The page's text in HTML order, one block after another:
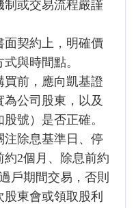
制或交易流程嚴謹
面契約上，明確價
與時間點。
買前，應向凱基證
公司股東，以及
號）是否正確。
注除息基準日、停
2個月、除息前約
戶期間交易，否則
東會或領取股利